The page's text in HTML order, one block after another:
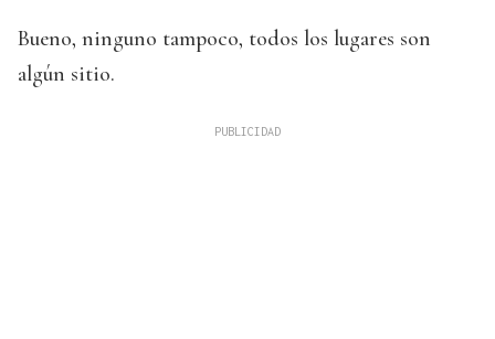
Bueno, ninguno tampoco, todos los lugares son
algún sitio.